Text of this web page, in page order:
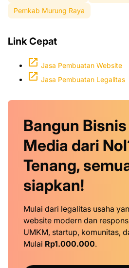
Pemkab Murung Raya
Link Cepat
Jasa Pembuatan Website
Jasa Pembuatan Legalitas
Bangun
Media dari
Tenang,
siapkan!
Mulai dari legalitas usaha
website modern dan
UMKM, startup, komunitas,
Mulai Rp1.000.000.